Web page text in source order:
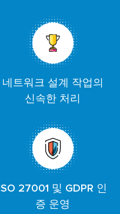
네트워크 설계 작업의
신속한 처리
ISO 27001 및 GDPR 인
증 운영